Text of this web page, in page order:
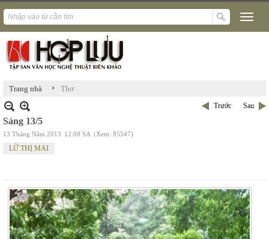
Trang nhà › Thơ
Trước Sau
Sáng 13/5
13 Tháng Năm 2013 12:00 SA (Xem: 85547)
LỮ THỊ MAI